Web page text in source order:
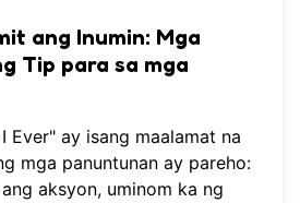
ang Inumin: Mga
Tip para sa mga
Ever" ay isang maalamat na
mga panuntunan ay pareho:
aksyon, uminom ka ng